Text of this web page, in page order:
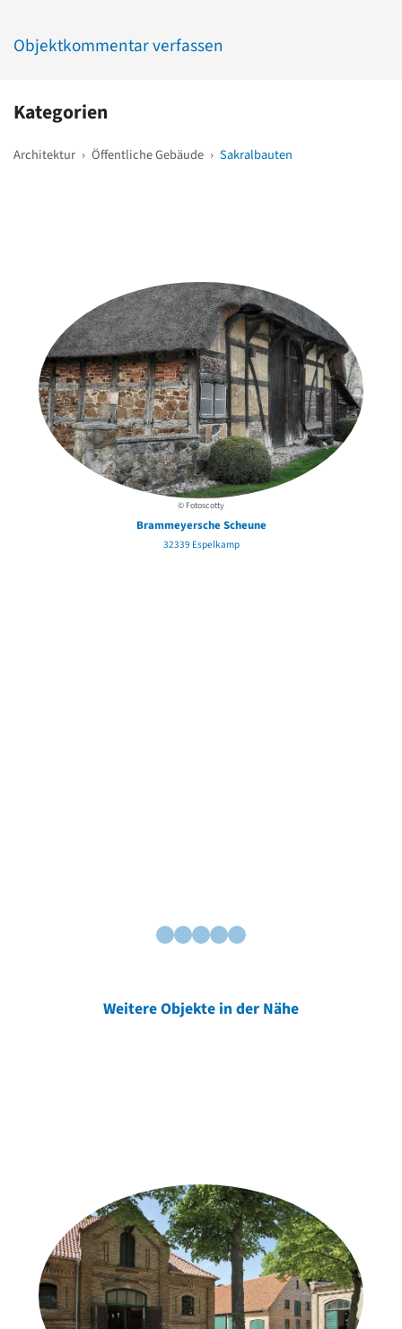
Objektkommentar verfassen
Kategorien
Architektur › Öffentliche Gebäude › Sakralbauten
© Fotoscotty
Brammeyersche Scheune
32339 Espelkamp
Weitere Objekte in der Nähe